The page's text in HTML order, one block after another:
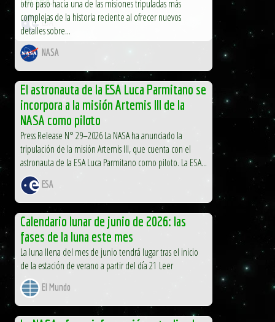
ESA
otro paso hacia una de las misiones tripuladas más
complejas de la historia reciente al ofrecer nuevos
detalles sobre...
NASA
El astronauta de la ESA Luca Parmitano se
incorpora a la misión Artemis III de la
NASA como piloto
Press Release N° 29–2026 La NASA ha anunciado la
tripulación de la misión Artemis III, que cuenta con el
astronauta de la ESA Luca Parmitano como piloto. La ESA...
ESA
Calendario lunar de junio de 2026: las
fases de la luna este mes
La luna llena del mes de junio tendrá lugar tras el inicio
de la estación de verano a partir del día 21 Leer
El Mundo